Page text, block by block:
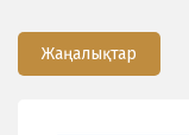
Жаңалықтар